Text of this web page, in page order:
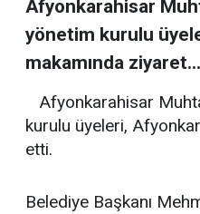
Afyonkarahisar
yönetim kurulu
makamında ziyaret...
Afyonkarahisar
kurulu üyeleri,
etti.
Belediye Başkanı